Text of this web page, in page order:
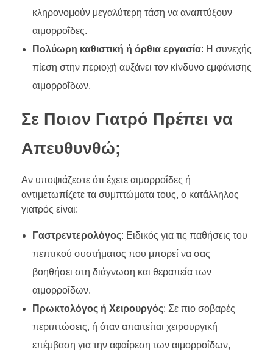
κληρονομούν μεγαλύτερη τάση να αναπτύξουν
αιμορροΐδες.
Πολύωρη καθιστική ή όρθια εργασία: Η συνεχής
πίεση στην περιοχή αυξάνει τον κίνδυνο εμφάνισης
αιμορροΐδων.
Σε Ποιον Γιατρό Πρέπει να
Απευθυνθώ;
Αν υποψιάζεστε ότι έχετε αιμορροΐδες ή
αντιμετωπίζετε τα συμπτώματα τους, ο κατάλληλος
γιατρός είναι:
Γαστρεντερολόγος: Ειδικός για τις παθήσεις του
πεπτικού συστήματος που μπορεί να σας
βοηθήσει στη διάγνωση και θεραπεία των
αιμορροΐδων.
Πρωκτολόγος ή Χειρουργός: Σε πιο σοβαρές
περιπτώσεις, ή όταν απαιτείται χειρουργική
επέμβαση για την αφαίρεση των αιμορροΐδων,